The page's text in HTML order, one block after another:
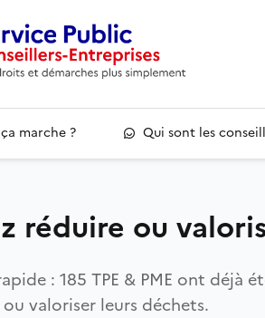
marche ? Qui sont les
réduire ou
: 185 TPE & PME ont déjà
valoriser leurs déchets.